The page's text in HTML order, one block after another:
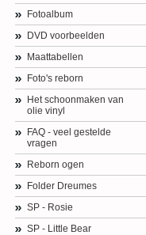
Fotoalbum
DVD voorbeelden
Maattabellen
Foto's reborn
Het schoonmaken van
olie vinyl
FAQ - veel gestelde
vragen
Reborn ogen
Folder Dreumes
SP - Rosie
SP - Little Bear